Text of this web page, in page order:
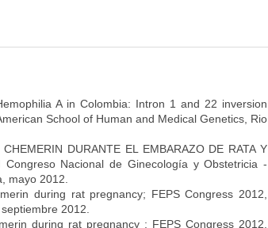
A in Colombia: Intron 1 and 22 inversion
School of Human and Medical Genetics, Rio
DURANTE EL EMBARAZO DE RATA Y
Congreso Nacional de Ginecología y Obstetricia -
mayo 2012.
during rat pregnancy; FEPS Congress 2012,
2012.
during rat pregnancy ; FEPS Congress 2012,